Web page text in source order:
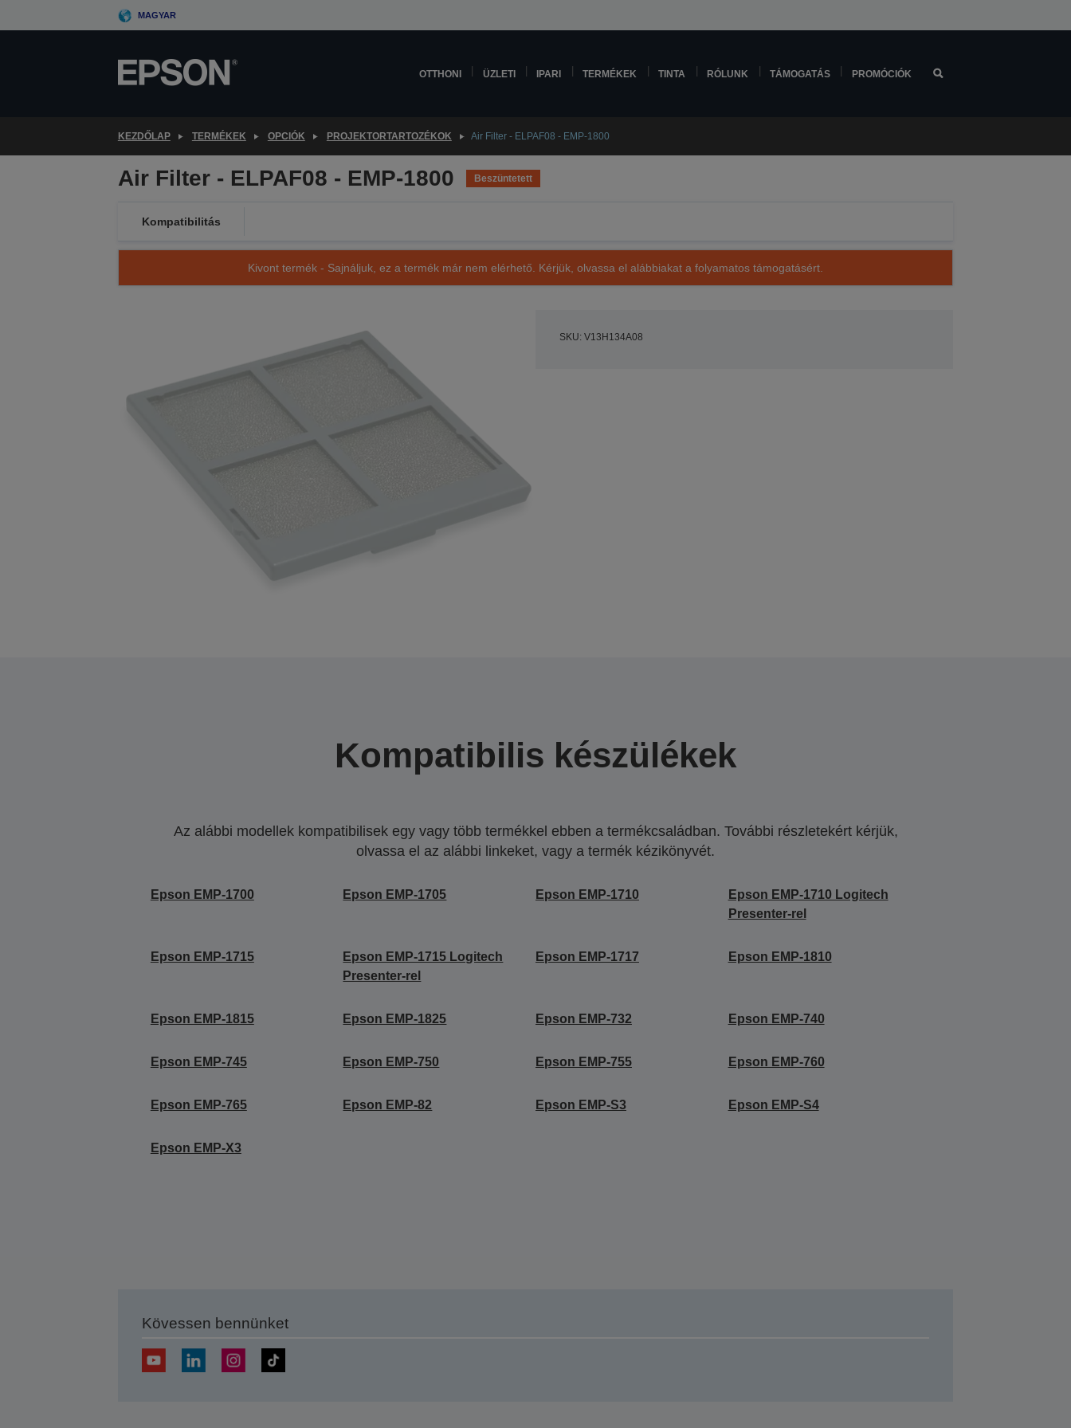
to
MAGYAR
OTTHONI ÜZLETI IPARI TERMÉKEK TINTA RÓLUNK TÁMOGATÁS PROMÓCIÓK
KEZDŐLAP TERMÉKEK OPCIÓK PROJEKTORTARTOZÉKOK Air Filter - ELPAF08 - EMP-1800
Air Filter - ELPAF08 - EMP-1800 Beszüntetett
Kompatibilitás
Kivont termék - Sajnáljuk, ez a termék már nem elérhető. Kérjük, olvassa el alábbiakat a folyamatos támogatásért.
SKU: V13H134A08
Kompatibilis készülékek
Az alábbi modellek kompatibilisek egy vagy több termékkel ebben a termékcsaládban. További részletekért kérjük,
olvassa el az alábbi linkeket, vagy a termék kézikönyvét.
Epson EMP-1700 Epson EMP-1705 Epson EMP-1710
Epson EMP-1710 Logitech
Presenter-rel
Epson EMP-1715
Epson EMP-1715 Logitech
Presenter-rel
Epson EMP-1717 Epson EMP-1810
Epson EMP-1815 Epson EMP-1825 Epson EMP-732 Epson EMP-740
Epson EMP-745 Epson EMP-750 Epson EMP-755 Epson EMP-760
Epson EMP-765 Epson EMP-82 Epson EMP-S3 Epson EMP-S4
Epson EMP-X3
Kövessen bennünket